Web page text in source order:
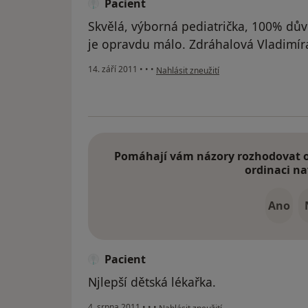
Pacient
Skvělá, výborná pediatrička, 100%
je opravdu málo. Zdráhalová
14. září 2011 • • • podle názoru uživatele Pacient
Nahlásit zneužití
Pomáhají vám názory rozhodovat
ordinaci
Ano
Pacient
Njlepší dětská lékařka.
podle názoru uživatele Pacient